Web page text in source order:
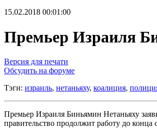
15.02.2018 00:01:00
Премьер Израиля
Версия для печати
Обсудить на форуме
Тэги: израиль, нетаньяху, коалиция,
Премьер Израиля Биньямин Нетаньяху
правительство продолжит работу до конца